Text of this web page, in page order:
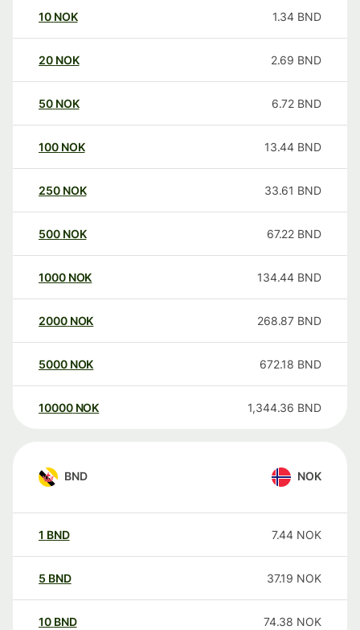
10 NOK 1.34 BND
20 NOK 2.69 BND
50 NOK 6.72 BND
100 NOK 13.44 BND
250 NOK 33.61 BND
500 NOK 67.22 BND
1000 NOK 134.44 BND
2000 NOK 268.87 BND
5000 NOK 672.18 BND
10000 NOK 1,344.36 BND
BND NOK
1 BND 7.44 NOK
5 BND 37.19 NOK
10 BND 74.38 NOK